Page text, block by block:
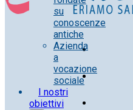
su
conoscenze
antiche
Azienda
a
vocazione
sociale
I nostri
obiettivi